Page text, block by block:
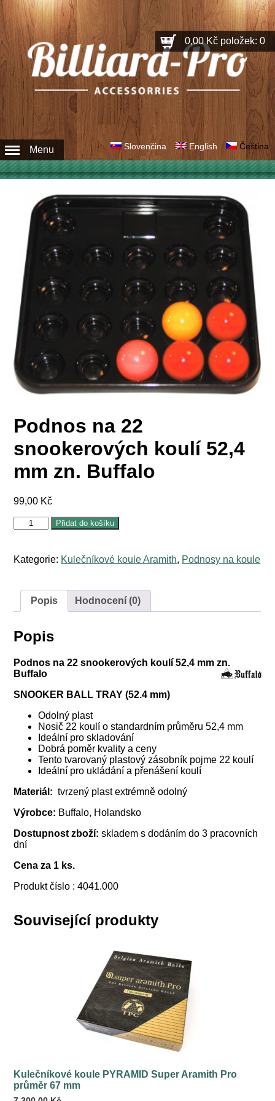
0,00 Kč položek: 0
Slovenčina English Čeština
Menu
Podnos na 22
snookerových koulí 52,4
mm zn. Buffalo
99,00 Kč
Podnos
na
snookerových
koulí
mm
Buffalo
Přidat do košíku
Kategorie: Kulečníkové koule Aramith, Podnosy na koule
Popis Hodnocení (0)
Popis
Podnos na 22 snookerových koulí 52,4 mm zn.
Buffalo
SNOOKER BALL TRAY (52.4 mm)
Odolný plast
Nosič 22 koulí o standardním průměru 52,4 mm
Ideální pro skladování
Dobrá poměr kvality a ceny
Tento tvarovaný plastový zásobník pojme 22 koulí
Ideální pro ukládání a přenášení koulí
Materiál: tvrzený plast extrémně odolný
Výrobce: Buffalo, Holandsko
Dostupnost zboží: skladem s dodáním do 3 pracovních
dní
Cena za 1 ks.
Produkt číslo : 4041.000
Související produkty
Kulečníkové koule PYRAMID Super Aramith Pro
průměr 67 mm